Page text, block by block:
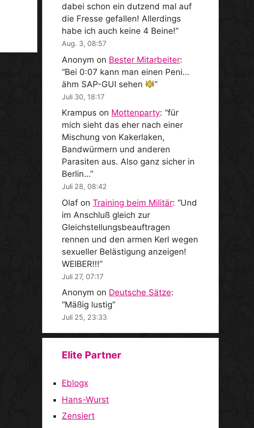
dabei schon ein dutzend mal auf
die Fresse gefallen! Allerdings
habe ich auch keine 4 Beine!”
Aug. 3, 08:57
Anonym on Bester Mitarbeiter:
“Bei 0:07 kann man einen Peni…
ähm SAP-GUI sehen
”
Juli 30, 18:17
Krampus on Mottenparty: “für
mich sieht das eher nach einer
Mischung von Kakerlaken,
Bandwürmern und anderen
Parasiten aus. Also ganz sicher in
Berlin…”
Juli 28, 08:42
Olaf on Training beim Militär: “Und
im Anschluß gleich zur
Gleichstellungsbeauftragen
rennen und den armen Kerl wegen
sexueller Belästigung anzeigen!
WEIBER!!!”
Juli 27, 07:17
Anonym on Deutsche Sätze:
“Mäßig lustig”
Juli 25, 23:33
Elite Partner
Eblogx
Hans-Wurst
Zensiert